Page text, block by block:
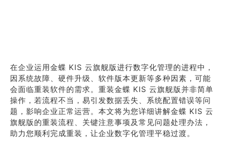
在企业运用金蝶 KIS 云旗舰版进行数字化管理的进程中，
因系统故障、硬件升级、软件版本更新等多种因素，可能
会面临重装软件的需求。重装金蝶 KIS 云旗舰版并非简单
操作，若流程不当，易引发数据丢失、系统配置错误等问
题，影响企业正常运营。本文将为您详细讲解金蝶 KIS 云
旗舰版的重装流程、关键注意事项及常见问题处理办法，
助力您顺利完成重装，让企业数字化管理平稳过渡。